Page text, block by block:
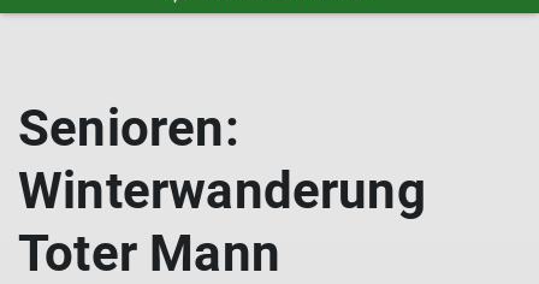
Senioren:
Winterwanderung
Toter Mann